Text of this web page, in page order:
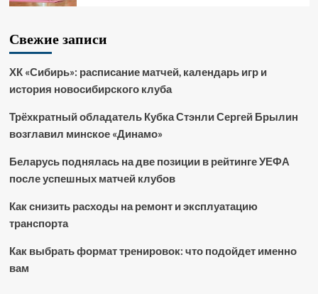
Свежие записи
ХК «Сибирь»: расписание матчей, календарь игр и
история новосибирского клуба
Трёхкратный обладатель Кубка Стэнли Сергей Брылин
возглавил минское «Динамо»
Беларусь поднялась на две позиции в рейтинге УЕФА
после успешных матчей клубов
Как снизить расходы на ремонт и эксплуатацию
транспорта
Как выбрать формат тренировок: что подойдет именно
вам